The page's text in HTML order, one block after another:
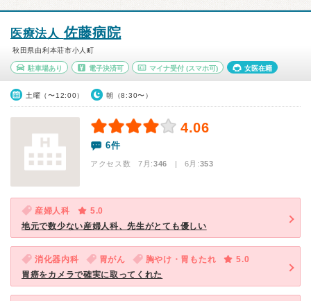
医療法人佐藤病院
秋田県由利本荘市小人町
駐車場あり 電子決済可 マイナ受付 (スマホ可) 女医在籍
土曜（〜12:00） 朝（8:30〜）
4.06
6件
アクセス数 7月:346 | 6月:353
産婦人科
5.0
地元で数少ない産婦人科、先生がとても優しい
消化器内科 胃がん 胸やけ・胃もたれ
5.0
胃癌をカメラで確実に取ってくれた